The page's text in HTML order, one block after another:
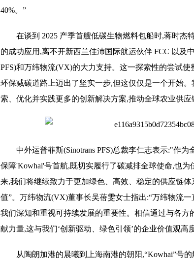
40%。”
在谈到 2025 产季首艘低碳生物燃料包船时,蒋时杰
的成功应用,离不开新西兰佳沛国际航运伙伴 FCC 以及
PFS)和万纬物流(VX)的大力支持。这一探索性的尝试使
环保减碳道路上迈出了坚实一步,但这仅仅是一个开始
索、优化并实践更多的创新解决方案,推动全球农业供
中外运普菲斯(Sinotrans PFS)总裁李仁志表示:"作为
保障'Kowhai'号首航,既切实履行了碳减排全球使命,也为
来,我们将继续致力于更加绿色、高效、稳定的供应链
值”。万纬物流(VX)董事长吴蓓雯女士指出:“万纬物流
我们深知和重视可持续发展的重要性。相信通过与各方
献力量,这与我们‘创新驱动、绿色引领’的企业价值观高
从陶朗加港的晨曦到上海南港的朝阳,“Kowhai”号